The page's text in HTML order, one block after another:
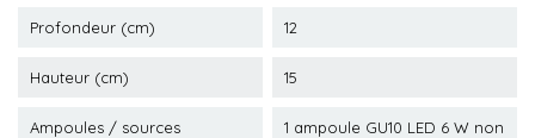
Profondeur (cm) 12
Hauteur (cm) 15
Ampoules / sources
1 ampoule GU10 LED 6 W non